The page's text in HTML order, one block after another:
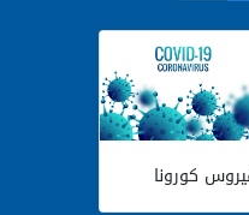
كورونا